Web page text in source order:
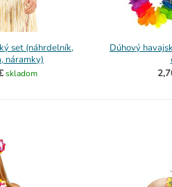
set (náhrdelník,
náramky)
skladom
Dúhový